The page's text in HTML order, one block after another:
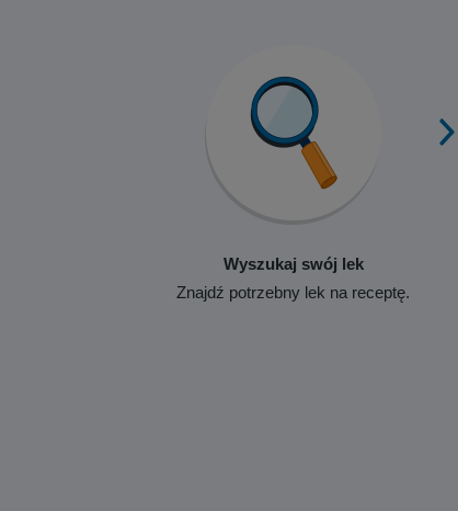
Wyszukaj swój lek
Znajdź potrzebny lek na receptę.